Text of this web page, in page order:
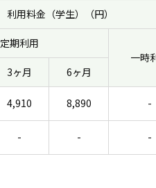
利用料金（学生）（円）
定期利用
一時
3ヶ月 6ヶ月
4,910 8,890 -
- - -